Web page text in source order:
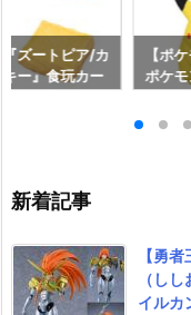
ズートピア/カ
ー』食玩カー
【ポ
ポケ
2026
新着記事
【勇
（し
イルカ